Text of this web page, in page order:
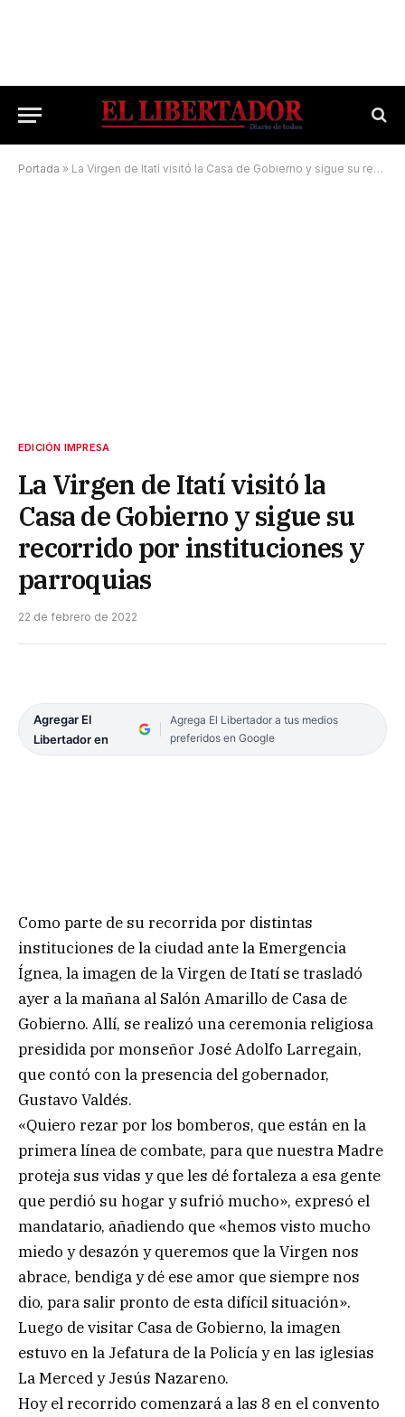
Portada » La Virgen de Itatí visitó la Casa de Gobierno y sigue su recorrido por instituciones y parroquias
EDICIÓN IMPRESA
La Virgen de Itatí visitó la
Casa de Gobierno y sigue su
recorrido por instituciones y
parroquias
22 de febrero de 2022
Agregar El
Libertador en
Agrega El Libertador a tus medios
preferidos en Google
Como parte de su recorrida por distintas
instituciones de la ciudad ante la Emergencia
Ígnea, la imagen de la Virgen de Itatí se trasladó
ayer a la mañana al Salón Amarillo de Casa de
Gobierno. Allí, se realizó una ceremonia religiosa
presidida por monseñor José Adolfo Larregain,
que contó con la presencia del gobernador,
Gustavo Valdés.
«Quiero rezar por los bomberos, que están en la
primera línea de combate, para que nuestra Madre
proteja sus vidas y que les dé fortaleza a esa gente
que perdió su hogar y sufrió mucho», expresó el
mandatario, añadiendo que «hemos visto mucho
miedo y desazón y queremos que la Virgen nos
abrace, bendiga y dé ese amor que siempre nos
dio, para salir pronto de esta difícil situación».
Luego de visitar Casa de Gobierno, la imagen
estuvo en la Jefatura de la Policía y en las iglesias
La Merced y Jesús Nazareno.
Hoy el recorrido comenzará a las 8 en el convento